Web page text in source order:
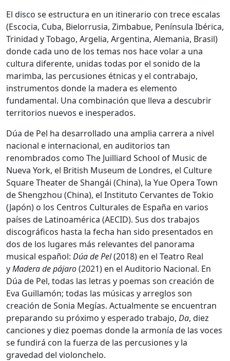
El disco se estructura en un itinerario con trece escalas
(Escocia, Cuba, Bielorrusia, Zimbabue, Península Ibérica,
Trinidad y Tobago, Argelia, Argentina, Alemania, Brasil)
donde cada uno de los temas nos hace volar a una
cultura diferente, unidas todas por el sonido de la
marimba, las percusiones étnicas y el contrabajo,
instrumentos donde la madera es elemento
fundamental. Una combinación que lleva a descubrir
territorios nuevos e inesperados.
Dúa de Pel ha desarrollado una amplia carrera a nivel
nacional e internacional, en auditorios tan
renombrados como The Juilliard School of Music de
Nueva York, el British Museum de Londres, el Culture
Square Theater de Shangái (China), la Yue Opera Town
de Shengzhou (China), el Instituto Cervantes de Tokio
(Japón) o los Centros Culturales de España en varios
países de Latinoamérica (AECID). Sus dos trabajos
discográficos hasta la fecha han sido presentados en
dos de los lugares más relevantes del panorama
musical español: Dúa de Pel(2018) en el Teatro Real
yMadera de pájaro(2021) en el Auditorio Nacional. En
Dúa de Pel, todas las letras y poemas son creación de
Eva Guillamón; todas las músicas y arreglos son
creación de Sonia Megías. Actualmente se encuentran
preparando su próximo y esperado trabajo, Da, diez
canciones y diez poemas donde la armonía de las voces
se fundirá con la fuerza de las percusiones y la
gravedad del violonchelo.